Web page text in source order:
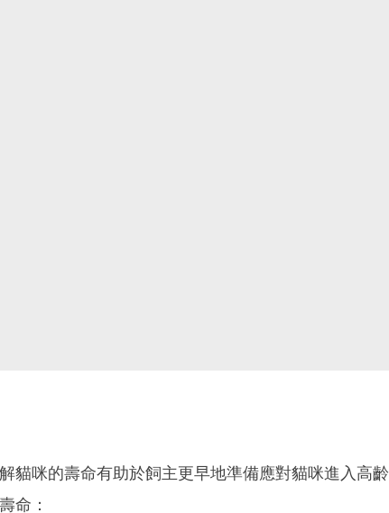
貓咪的壽命有助於飼主更早地準備應對貓咪進入高齡
命：